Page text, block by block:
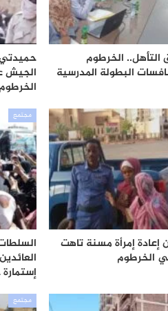
التأهل.. الخرطوم
البطولة المدرسية
الجيش
إعادة إمرأة مسنة تاهت
الخرطوم
مجتمع
مجتمع